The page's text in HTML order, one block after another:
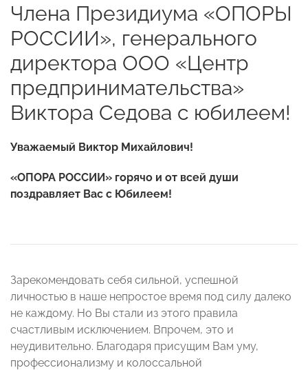
Члена Президиума «ОПОРЫ
РОССИИ», генерального
директора ООО «Центр
предпринимательства»
Виктора Седова с юбилеем!
Уважаемый Виктор Михайлович!
«ОПОРА РОССИИ» горячо и от всей души
поздравляет Вас с Юбилеем!
Зарекомендовать себя сильной, успешной
личностью в наше непростое время под силу далеко
не каждому. Но Вы стали из этого правила
счастливым исключением. Впрочем, это и
неудивительно. Благодаря присущим Вам уму,
профессионализму и колоссальной